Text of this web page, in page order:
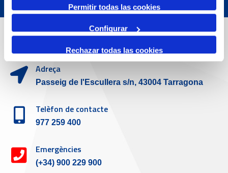
Permitir todas las cookies
Configurar
Rechazar todas las cookies
Dades de Contacte
Adreça
Passeig de l'Escullera s/n, 43004 Tarragona
Telèfon de contacte
977 259 400
Emergències
(+34) 900 229 900